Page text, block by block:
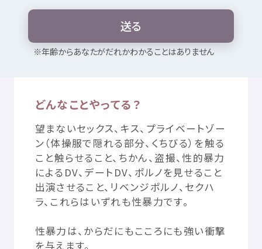
お気に入り
つかいかた
気持ちをはきだす サイト 内検索
気に入り お 知らせ
送る
※年齢からあなたがだれかわかることはありません
性暴力被害者支援センター・ふくお
か
性被害・わいせつ
どんなことやってる？
望 まないセックス、キス、プライベートゾー
ン（体操服で 隠れる部分、くちびる）を触る
こと触らせること、ちかん、 盗撮、性的暴力
による DV、デートDV、ポルノを見せること
出演させること、リベンジポルノ、セクハ
ラ、これらはいずれも性暴力です。
性暴力 は、からだにもこころにも強い衝撃
を与えます。